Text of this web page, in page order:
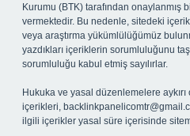
Kurumu (BTK) tarafından onaylanmış
vermektedir. Bu nedenle, sitedeki
veya araştırma yükümlülüğümüz
yazdıkları içeriklerin sorumluluğunu
sorumluluğu kabul etmiş sayılırlar.
Hukuka ve yasal düzenlemelere
içerikleri,
ilgili içerikler yasal süre içerisinde